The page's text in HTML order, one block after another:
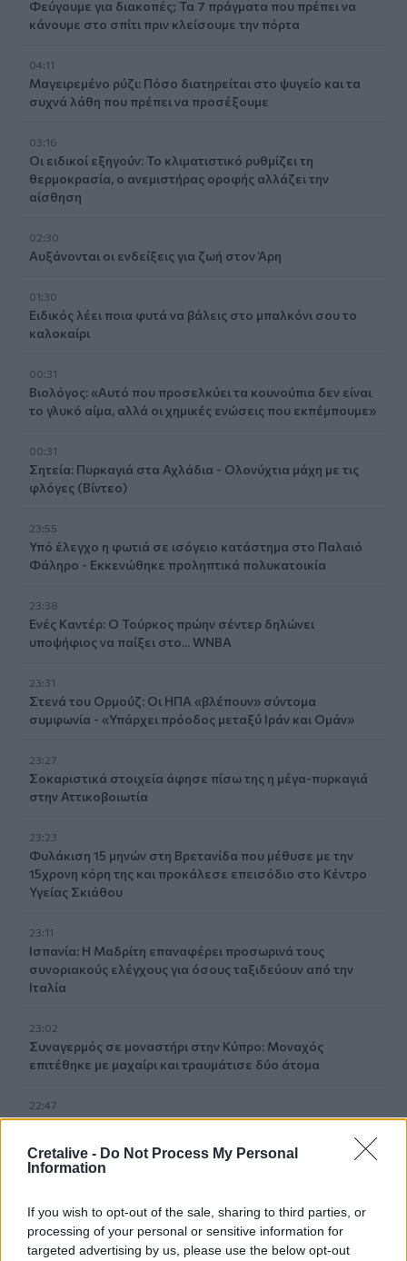
Cretalive - Do Not Process My Personal
Information
If you wish to opt-out of the sale, sharing to third parties, or
processing of your personal or sensitive information for
targeted advertising by us, please use the below opt-out
Φεύγουμε για διακοπές; Τα 7 πράγματα που πρέπει να
κάνουμε στο σπίτι πριν κλείσουμε την πόρτα
04:11
Μαγειρεμένο ρύζι: Πόσο διατηρείται στο ψυγείο και τα
συχνά λάθη που πρέπει να προσέξουμε
03:16
Οι ειδικοί εξηγούν: Το κλιματιστικό ρυθμίζει τη
θερμοκρασία, ο ανεμιστήρας οροφής αλλάζει την
αίσθηση
02:30
Αυξάνονται οι ενδείξεις για ζωή στον Άρη
01:30
Ειδικός λέει ποια φυτά να βάλεις στο μπαλκόνι σου το
καλοκαίρι
00:31
Βιολόγος: «Αυτό που προσελκύει τα κουνούπια δεν είναι
το γλυκό αίμα, αλλά οι χημικές ενώσεις που εκπέμπουμε»
00:31
Σητεία: Πυρκαγιά στα Αχλάδια - Ολονύχτια μάχη με τις
φλόγες (Βίντεο)
23:55
Υπό έλεγχο η φωτιά σε ισόγειο κατάστημα στο Παλαιό
Φάληρο - Εκκενώθηκε προληπτικά πολυκατοικία
23:38
Ενές Καντέρ: Ο Τούρκος πρώην σέντερ δηλώνει
υποψήφιος να παίξει στο... WNBA
23:31
Στενά του Ορμούζ: Οι ΗΠΑ «βλέπουν» σύντομα
συμφωνία - «Υπάρχει πρόοδος μεταξύ Ιράν και Ομάν»
23:27
Σοκαριστικά στοιχεία άφησε πίσω της η μέγα-πυρκαγιά
στην Αττικοβοιωτία
23:23
Φυλάκιση 15 μηνών στη Βρετανίδα που μέθυσε με την
15χρονη κόρη της και προκάλεσε επεισόδιο στο Κέντρο
Υγείας Σκιάθου
23:11
Ισπανία: Η Μαδρίτη επαναφέρει προσωρινά τους
συνοριακούς ελέγχους για όσους ταξιδεύουν από την
Ιταλία
23:02
Συναγερμός σε μοναστήρι στην Κύπρο: Μοναχός
επιτέθηκε με μαχαίρι και τραυμάτισε δύο άτομα
22:47
Σητεία: Φωτιά στα Αχλάδια, δύσκολη μάχη με τις φλόγες
δύο δολοφονίες γυναικών - Η συγγνώμη από την
αστυνομία